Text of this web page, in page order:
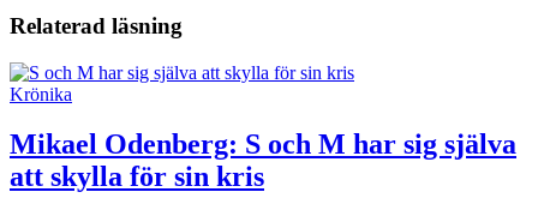
Relaterad läsning
Krönika
Mikael Odenberg: S och M har sig själva
att skylla för sin kris